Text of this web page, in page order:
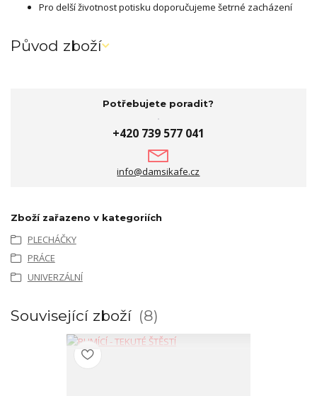
Pro delší životnost potisku doporučujeme šetrné zacházení
Původ zboží
Potřebujete poradit?
+420 739 577 041
info@damsikafe.cz
Zboží zařazeno v kategoriích
PLECHÁČKY
PRÁCE
UNIVERZÁLNÍ
Související zboží 8